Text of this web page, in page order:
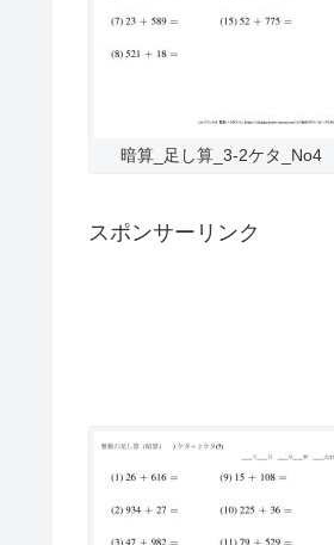
暗算_足し算_3-2ケタ_No4
スポンサーリンク